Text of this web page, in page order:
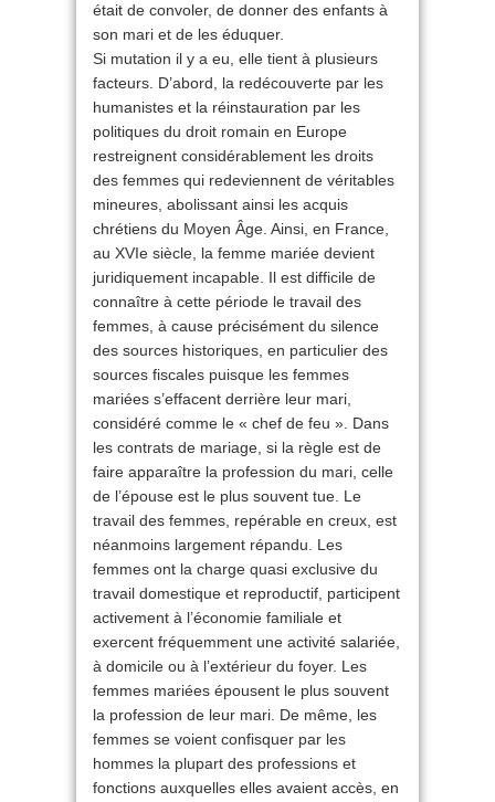
était de convoler, de donner des enfants à
son mari et de les éduquer.
Si mutation il y a eu, elle tient à plusieurs
facteurs. D’abord, la redécouverte par les
humanistes et la réinstauration par les
politiques du droit romain en Europe
restreignent considérablement les droits
des femmes qui redeviennent de véritables
mineures, abolissant ainsi les acquis
chrétiens du Moyen Âge. Ainsi, en France,
au XVIe siècle, la femme mariée devient
juridiquement incapable. Il est difficile de
connaître à cette période le travail des
femmes, à cause précisément du silence
des sources historiques, en particulier des
sources fiscales puisque les femmes
mariées s’effacent derrière leur mari,
considéré comme le « chef de feu ». Dans
les contrats de mariage, si la règle est de
faire apparaître la profession du mari, celle
de l’épouse est le plus souvent tue. Le
travail des femmes, repérable en creux, est
néanmoins largement répandu. Les
femmes ont la charge quasi exclusive du
travail domestique et reproductif, participent
activement à l’économie familiale et
exercent fréquemment une activité salariée,
à domicile ou à l’extérieur du foyer. Les
femmes mariées épousent le plus souvent
la profession de leur mari. De même, les
femmes se voient confisquer par les
hommes la plupart des professions et
fonctions auxquelles elles avaient accès, en